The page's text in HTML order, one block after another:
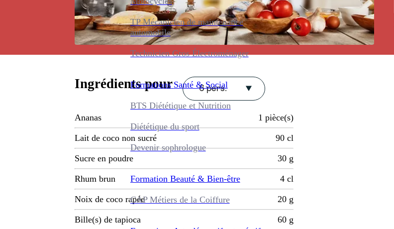
TP Mécanicien de maintenance
automobile
Technicien Gros Électroménager
Formations Santé & Social
BTS Diététique et Nutrition
Diététique du sport
Devenir sophrologue
Formation Beauté & Bien-être
CAP Métiers de la Coiffure
Ingrédients pour 6 pers.
Ananas 1 pièce(s)
Lait de coco non sucré 90 cl
Sucre en poudre 30 g
Rhum brun 4 cl
Noix de coco rapée 20 g
Bille(s) de tapioca 60 g